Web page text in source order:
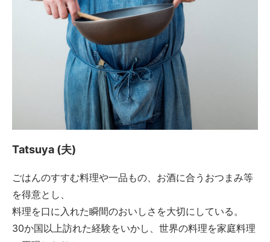
Tatsuya (夫)
ごはんのすすむ料理や一品もの、お酒に合うおつまみ等
を得意とし、
料理を口に入れた瞬間のおいしさを大切にしている。
30か国以上訪れた経験をいかし、世界の料理を家庭料理